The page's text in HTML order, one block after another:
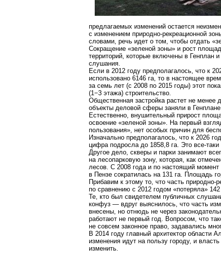
предлагаемых изменений остается
с изменением природно-рекреационной
словами, речь идет о том, чтобы отдать
Сокращение «зеленой зоны» и рост
территорий, которые включены в Генплан
слушания.
Если в 2012 году предполагалось, что к
использовано 6146 га, то в настоящее
за семь лет (с 2008 по 2015 годы) этот
(1−3 этажа) строительство.
Общественная застройка растет не менее
объекты деловой сферы заняли в
Естественно, внушительный прирост
освоение «зеленой зоны». На первый
пользования», нет особых причин для
Изначально предполагалось, что к 2026
цифра подросла до 1858,8 га. Это все-
Другое дело, скверы и парки занимают
на лесопарковую зону, которая, как
лесов. С 2008 года и по настоящий
в Пензе сократилась на 131 га. Площадь
Прибавим к этому то, что часть природно-
по сравнению с 2012 годом «потеряла»
Те, кто был свидетелем публичных
конфуз — вдруг выяснилось, что часть
внесены, но отнюдь не через
работают не первый год. Вопросом, что
не совсем законное право, задавались
В 2014 году главный архитектор области
изменения идут на пользу городу, и
изменить.